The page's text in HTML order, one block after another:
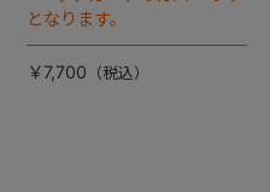
となります。
￥7,700